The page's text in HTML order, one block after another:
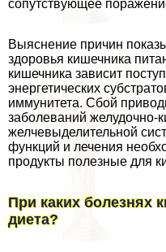
сопутствующее
Выяснение причин
здоровья кишечника
кишечника зависит
энергетических
иммунитета. Сбой
заболеваний желудочно-
желчевыделительной
функций и лечения
продукты полезные для
При каких болезнях
диета?